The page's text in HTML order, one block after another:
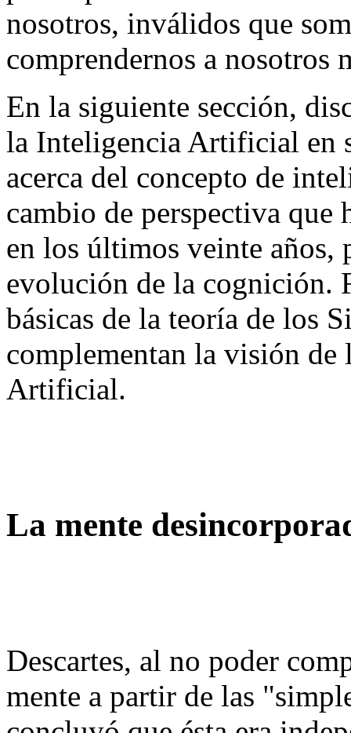
nosotros, inválidos que
comprendernos a nosotros
En la siguiente sección,
la Inteligencia Artificial en
acerca del concepto de
cambio de perspectiva
en los últimos veinte años,
evolución de la cognición.
básicas de la teoría de los
complementan la visión de
Artificial.
La mente
Descartes, al no poder
mente a partir de las